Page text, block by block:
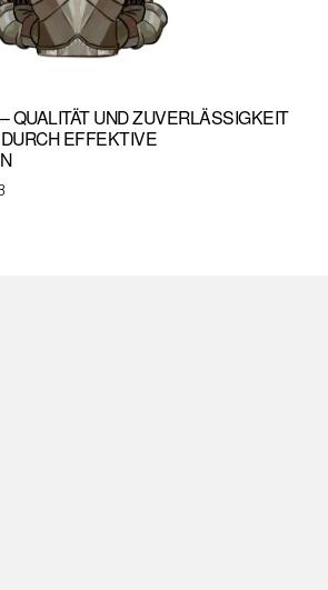
QUALITÄT UND ZUVERLÄSSIGKEIT
EFFEKTIVE